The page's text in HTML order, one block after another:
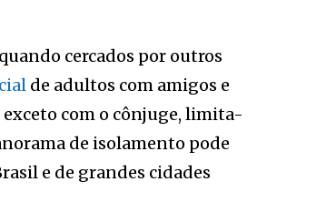
cercados por outros
de adultos com amigos e
com o cônjuge, limita-
de isolamento pode
e de grandes cidades